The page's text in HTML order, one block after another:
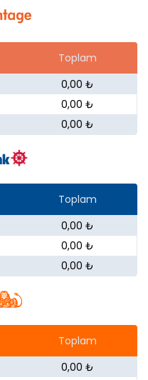
Toplam
0,00 ₺
0,00 ₺
0,00 ₺
Toplam
0,00 ₺
0,00 ₺
0,00 ₺
Toplam
0,00 ₺